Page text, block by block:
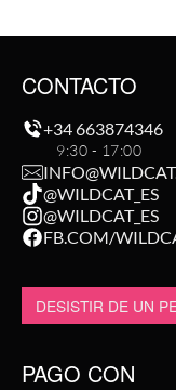
CONTACTO
+34 663874346
9:30 - 17:00
@WILDCAT_ES
@WILDCAT_ES
FB.COM/
DESISTIR DE UN
PAGO CON